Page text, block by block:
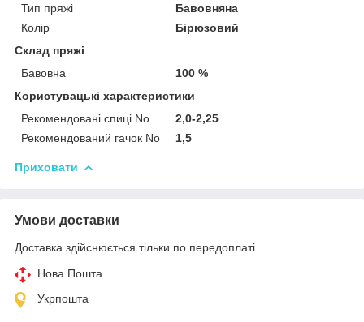
Тип пряжі
Бавовняна
Колір
Бірюзовий
Склад пряжі
Бавовна
100 %
Користувацькі характеристики
Рекомендовані спиці No
2,0-2,25
Рекомендований гачок No
1,5
Приховати
Умови доставки
Доставка здійснюється тільки по передоплаті.
Нова Пошта
Укрпошта